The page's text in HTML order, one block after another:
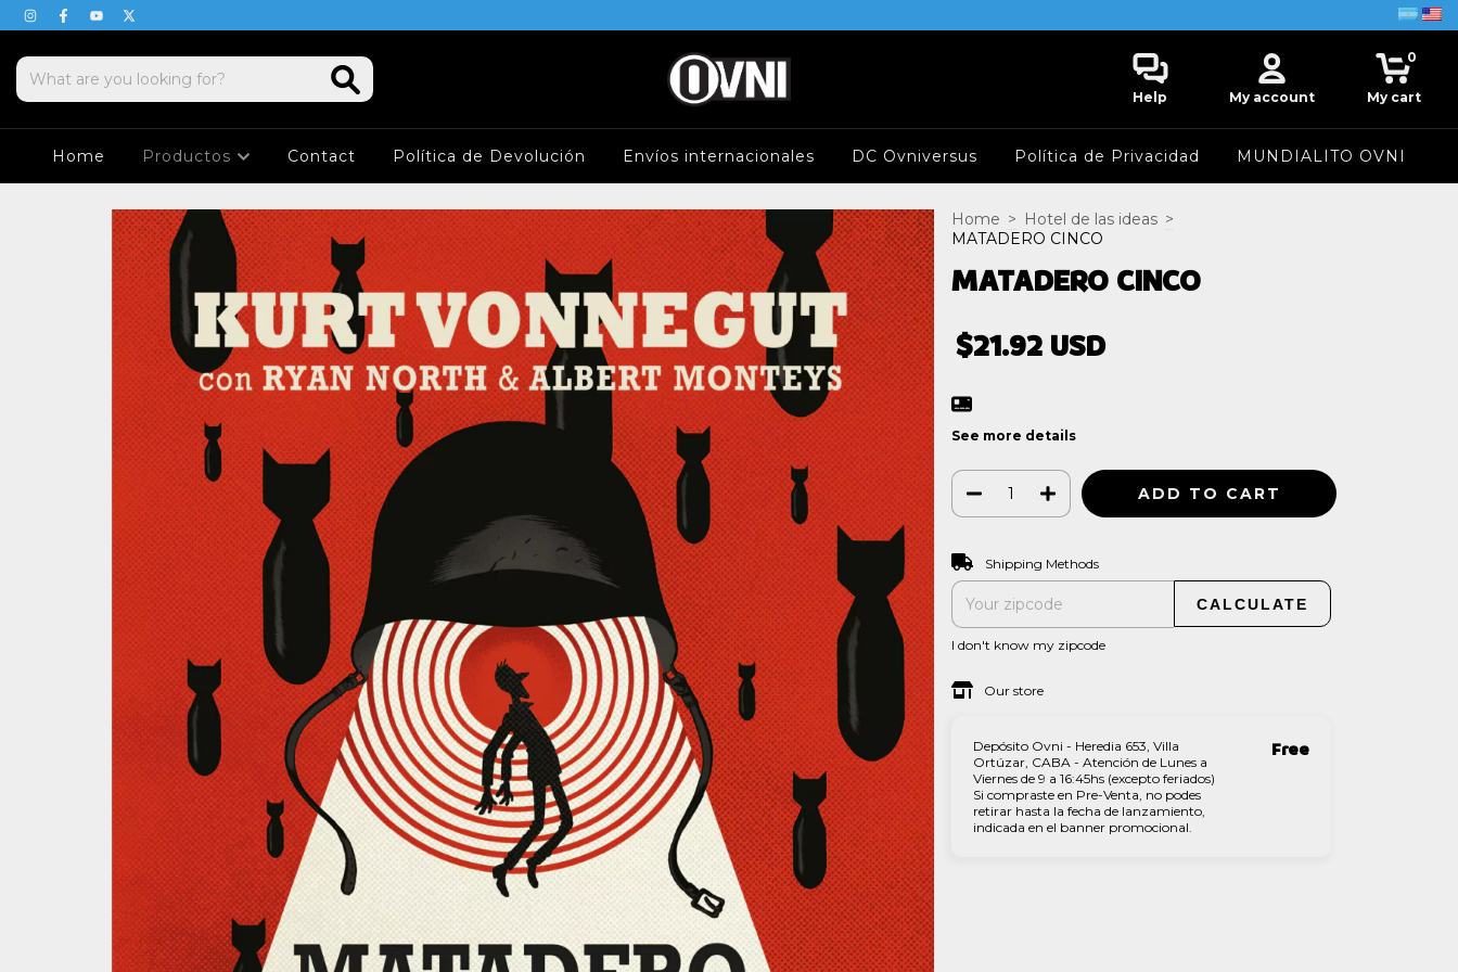
Help My account My cart
0
Home Productos Contact Política de Devolución Envíos internacionales DC Ovniversus Política de Privacidad MUNDIALITO OVNI
Home > Hotel de las ideas >
MATADERO CINCO
MATADERO CINCO
$21.92 USD
See more details
Shipping for zipcode:
Shipping Methods
CALCULATE
I don't know my zipcode
Our store
Depósito Ovni - Heredia 653, Villa
Ortúzar, CABA - Atención de Lunes a
Viernes de 9 a 16:45hs (excepto feriados)
Si compraste en Pre-Venta, no podes
retirar hasta la fecha de lanzamiento,
indicada en el banner promocional.
Free